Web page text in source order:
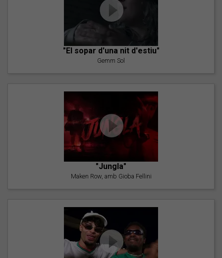
"El sopar d'una nit d'estiu"
Gemm Sol
"Jungla"
Maken Row, amb Gioba Fellini